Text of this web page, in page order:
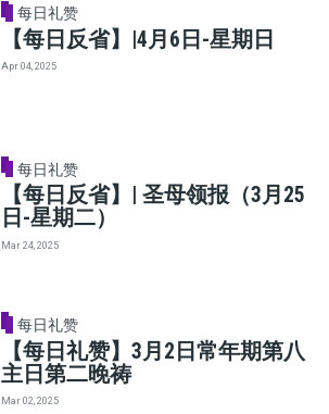
每日礼赞
【每日反省】|4月6日-星期日
Apr 04, 2025
每日礼赞
【每日反省】| 圣母领报（3月25
日-星期二）
Mar 24, 2025
每日礼赞
【每日礼赞】3月2日常年期第八
主日第二晚祷
Mar 02, 2025